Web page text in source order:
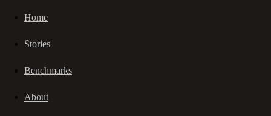
Home
Stories
Benchmarks
About